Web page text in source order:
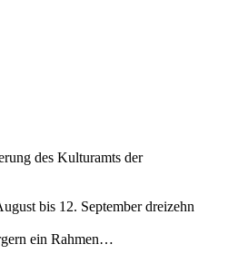
des Kulturamts der
bis 12. September dreizehn
ein Rahmen…